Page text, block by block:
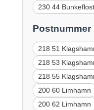
230 44
Postnummer
218 51
218 53
218 55
200 60 Limhamn
200 62 Limhamn